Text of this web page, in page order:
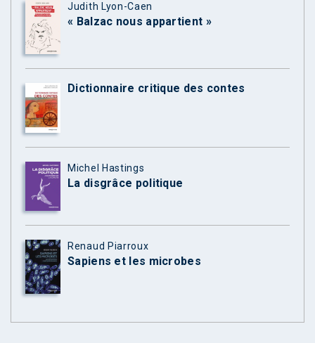
Judith Lyon-Caen
« Balzac nous appartient »
Dictionnaire critique des contes
Michel Hastings
La disgrâce politique
Renaud Piarroux
Sapiens et les microbes